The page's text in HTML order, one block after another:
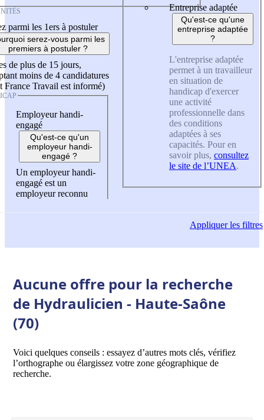
parmi les 1ers à postuler
serez-vous parmi les
premiers à postuler ?
de plus de 15 jours,
moins de 4 candidatures
France Travail est informé)
Employeur handi-
engagé
Qu'est-ce qu'un
employeur handi-
engagé ?
Un employeur handi-
engagé est un
employeur reconnu
Entreprise adaptée
Qu'est-ce qu'une
entreprise adaptée
?
L'entreprise adaptée
permet à un travailleur
en situation de
handicap d'exercer
une activité
professionnelle dans
des conditions
adaptées à ses
capacités. Pour en
savoir plus, consultez
le site de l’UNEA.
Appliquerles filtres
Aucune offre pour la recherche
de Hydraulicien - Haute-Saône
(70)
Voici quelques conseils : essayez d’autres mots clés, vérifiez
l’orthographe ou élargissez votre zone géographique de
recherche.